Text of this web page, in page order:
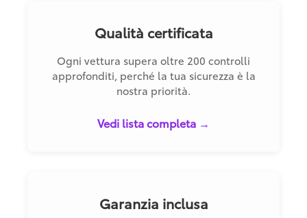
Qualità certificata
Ogni vettura supera oltre 200 controlli
approfonditi, perché la tua sicurezza è la
nostra priorità.
Vedi lista completa →
Garanzia inclusa